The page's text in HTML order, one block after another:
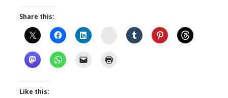
Share this:
Instagram
Like this: